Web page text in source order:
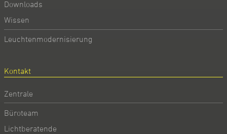
Downloads
Wissen
Leuchtenmodernisierung
Kontakt
Zentrale
Büroteam
Lichtberatende